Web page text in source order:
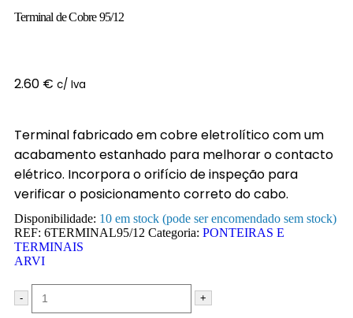
Terminal de Cobre 95/12
2.60 € c/ Iva
Terminal fabricado em cobre eletrolítico com um
acabamento estanhado para melhorar o contacto
elétrico. Incorpora o orifício de inspeção para
verificar o posicionamento correto do cabo.
Disponibilidade: 10 em stock (pode ser encomendado sem stock)
REF: 6TERMINAL95/12 Categoria: PONTEIRAS E
TERMINAIS
ARVI
- +